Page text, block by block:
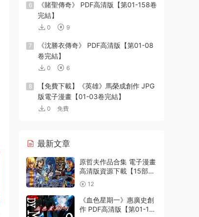
6
《賭聖傳奇》 PDF高清版【第01-158卷
完結】
0 9
7
《沈勝衣傳奇》 PDF高清版【第01-08
卷完結】
0 6
8
【免費下載】《英雄》馬榮成創作 JPG
版電子漫畫【01-03卷完結】
0 免費
最新文章
原哲夫作品合集 電子漫畫
高清版資源下載【15部合
集完結】【PDF格式】
【電子版漫畫】
12
《血色星期一》惠廣史創
作 PDF高清版【第01-11